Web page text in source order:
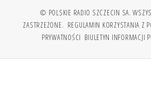
© POLSKIE RADIO SZCZECIN SA.
ZASTRZEŻONE. REGULAMIN KORZYSTANIA Z
PRYWATNOŚCI BIULETYN INFORMACJI